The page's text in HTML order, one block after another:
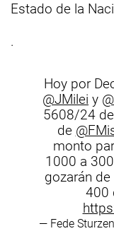
Estado de la
.
Hoy por
@JMilei y
5608/24 de
de
monto
1000 a
gozarán
400
— Fede